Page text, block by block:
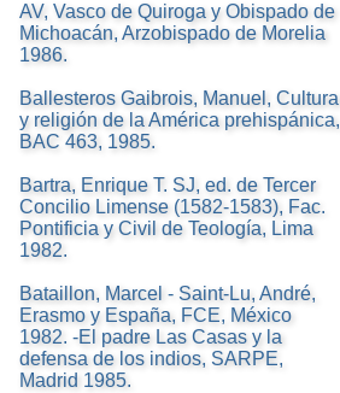
AV, Vasco de Quiroga y Obispado de
Michoacán, Arzobispado de Morelia
1986.
Ballesteros Gaibrois, Manuel, Cultura
y religión de la América prehispánica,
BAC 463, 1985.
Bartra, Enrique T. SJ, ed. de Tercer
Concilio Limense (1582-1583), Fac.
Pontificia y Civil de Teología, Lima
1982.
Bataillon, Marcel - Saint-Lu, André,
Erasmo y España, FCE, México
1982. -El padre Las Casas y la
defensa de los indios, SARPE,
Madrid 1985.